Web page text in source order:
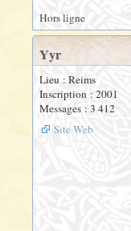
Hors ligne
Yyr
Lieu : Reims
Inscription : 2001
Messages : 3 412
Site Web